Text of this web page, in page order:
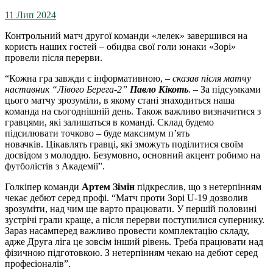
11 Лип 2024
Контрольний матч другої команди «лелек» завершився на
користь наших гостей – обидва свої голи юнаки «Зорі»
провели після перерви.
“Кожна гра завжди є інформативною, – сказав після матчу
наставник “Лівого Берега-2” Павло Кікоть. – За підсумками
цього матчу зрозуміли, в якому стані знаходиться наша
команда на сьогоднішній день. Також важливо визначитися з
гравцями, які залишаться в команді. Склад будемо
підсилювати точково – буде максимум п’ять
новачків. Цікавлять гравці, які зможуть поділитися своїм
досвідом з молоддю. Безумовно, основний акцент робимо на
футболістів з Академії”.
Голкіпер команди Артем Зімін підкреслив, що з нетерпінням
чекає дебют серед профі. “Матч проти Зорі U-19 дозволив
зрозуміти, над чим ще варто працювати. У першій половині
зустрічі грали краще, а після перерви поступилися супернику.
Зараз насамперед важливо провести комплектацію складу,
адже Друга ліга це зовсім інший рівень. Треба працювати над
фізичною підготовкою. З нетерпінням чекаю на дебют серед
професіоналів”.